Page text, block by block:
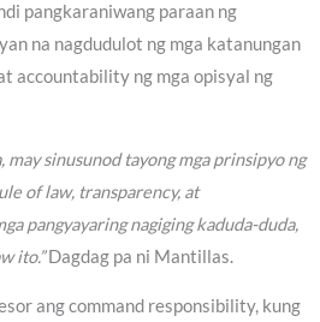
pangkaraniwang paraan ng
na nagdudulot ng mga katanungan
accountability ng mga opisyal ng
may sinusunod tayong mga prinsipyo ng
of law, transparency, at
pangyayaring nagiging kaduda-duda,
ito.”Dagdag pa ni Mantillas.
ang command responsibility, kung